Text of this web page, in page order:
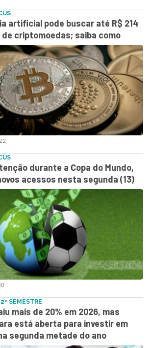
artificial pode buscar até R$ 214
de criptomoedas; saiba como
durante a Copa do Mundo,
acessos nesta segunda (13)
SEMESTRE
mais de 20% em 2026, mas
está aberta para investir em
segunda metade do ano